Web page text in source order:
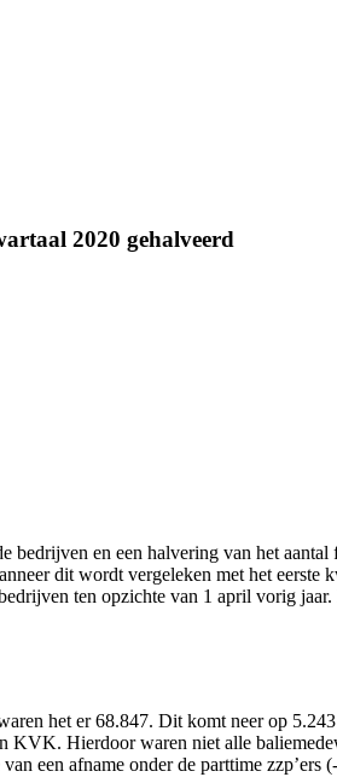
2020 gehalveerd
bedrijven en een halvering van het
dit wordt vergeleken met het eerste
ten opzichte van 1 april vorig
het er 68.847. Dit komt neer op
Hierdoor waren niet alle
een afname onder de parttime zzp’ers